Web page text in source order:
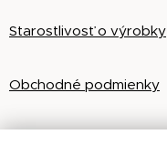
Starostlivosť o výrobky
Obchodné podmienky